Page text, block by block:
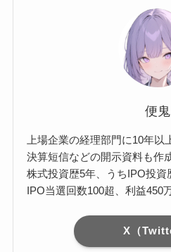
便鬼
上場企業の経理部門に10年以
決算短信などの開示資料も作
株式投資歴5年、うちIPO投資
IPO当選回数100超、利益450
X（